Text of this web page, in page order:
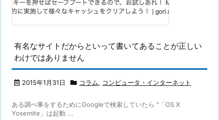
有名なサイトだからといって書いてあることが正しい
わけではありません
2015年1月31日 コラム, コンピュータ・インターネット
ある調べ事をするためにGoogleで検索していたら "「OS X
Yosemite」は起動 ...